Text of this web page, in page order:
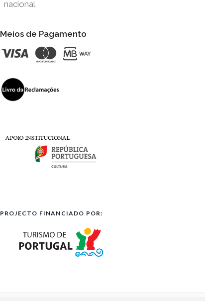
nacional
Meios de Pagamento
PROJECTO FINANCIADO POR: